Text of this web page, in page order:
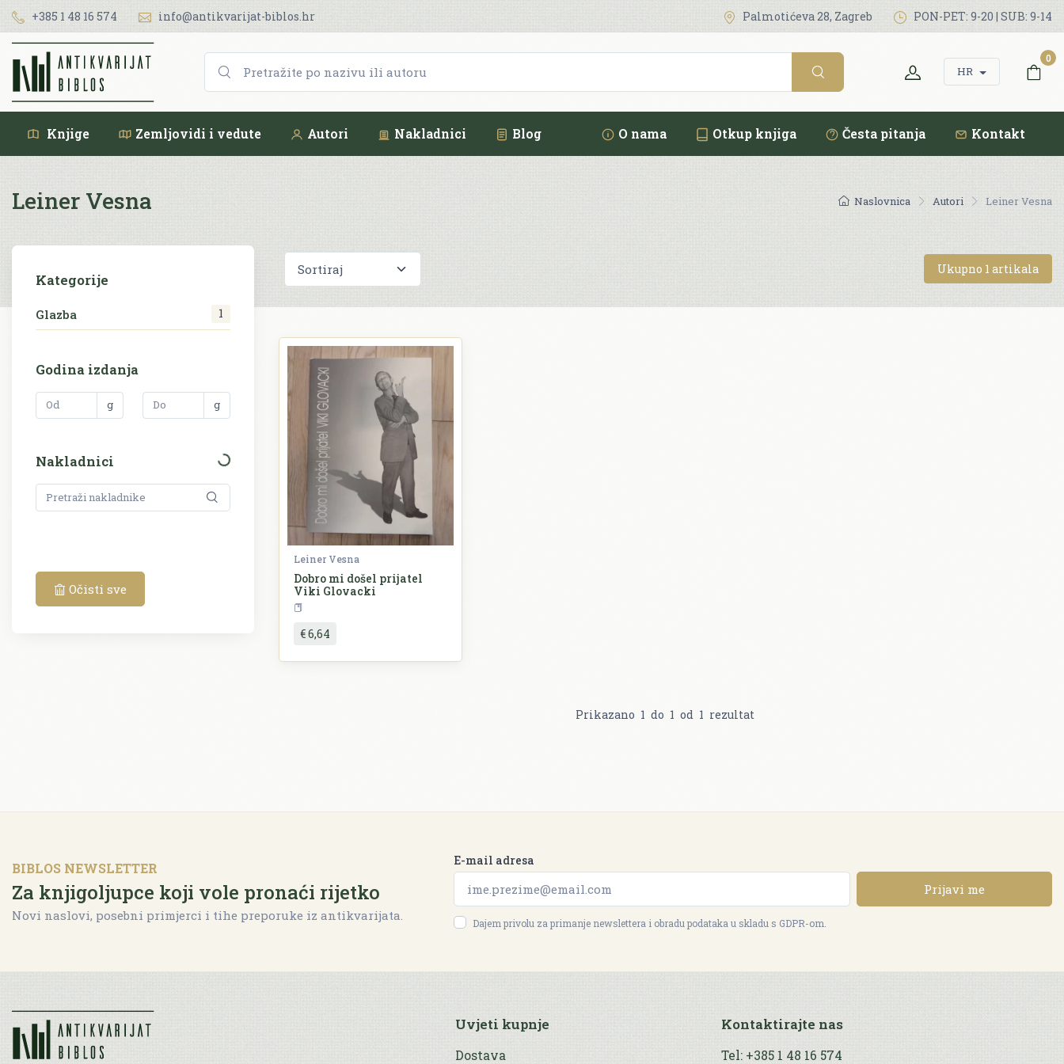
+385 1 48 16 574 info@antikvarijat-biblos.hr Palmotićeva 28, Zagreb PON-PET: 9-20 | SUB: 9-14
HR
0
Knjige Zemljovidi i vedute Autori Nakladnici Blog O nama Otkup knjiga Česta pitanja Kontakt
Naslovnica Autori Leiner Vesna
Leiner Vesna
Kategorije
Glazba 1
Godina izdanja
g g
Nakladnici
Očisti sve
Ukupno 1 artikala
Leiner Vesna
Dobro mi došel prijatel
Viki Glovacki
€ 6,64
Prikazano 1 do 1 od 1 rezultat
BIBLOS NEWSLETTER
Za knjigoljupce koji vole pronaći rijetko
Novi naslovi, posebni primjerci i tihe preporuke iz antikvarijata.
E-mail adresa
Prijavi me
Dajem privolu za primanje newslettera i obradu podataka u skladu s GDPR-om.
Uvjeti kupnje
Dostava
Kontaktirajte nas
Tel: +385 1 48 16 574